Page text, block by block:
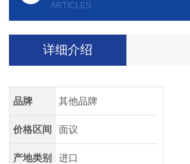
ARTICLES
详细介绍
品牌 其他品牌
价格区间 面议
产地类别 进口